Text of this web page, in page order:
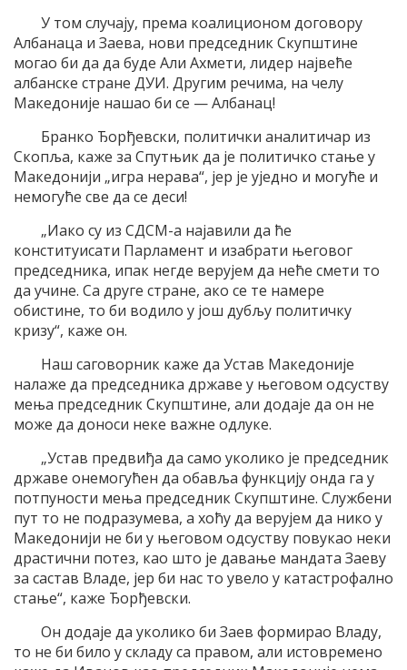
У том случају, према коалиционом договору
Албанаца и Заева, нови председник Скупштине
могао би да да буде Али Ахмети, лидер највеће
албанске стране ДУИ. Другим речима, на челу
Македоније нашао би се — Албанац!
Бранко Ђорђевски, политички аналитичар из
Скопља, каже за Спутњик да је политичко стање у
Македонији „игра нерава“, јер је уједно и могуће и
немогуће све да се деси!
„Иако су из СДСМ-а најавили да ће
конституисати Парламент и изабрати његовог
председника, ипак негде верујем да неће смети то
да учине. Са друге стране, ако се те намере
обистине, то би водило у још дубљу политичку
кризу“, каже он.
Наш саговорник каже да Устав Македоније
налаже да председника државе у његовом одсуству
мења председник Скупштине, али додаје да он не
може да доноси неке важне одлуке.
„Устав предвиђа да само уколико је председник
државе онемогућен да обавља функцију онда га у
потпуности мења председник Скупштине. Службени
пут то не подразумева, а хоћу да верујем да нико у
Македонији не би у његовом одсуству повукао неки
драстични потез, као што је давање мандата Заеву
за састав Владе, јер би нас то увело у катастрофално
стање“, каже Ђорђевски.
Он додаје да уколико би Заев формирао Владу,
то не би било у складу са правом, али истовремено